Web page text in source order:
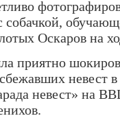
Оскаров на
приятно
невест
невест» на